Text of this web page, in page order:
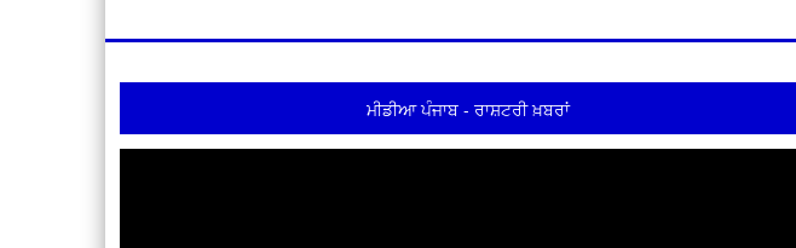
ਮੀਡੀਆ ਪੰਜਾਬ - ਰਾਸ਼ਟਰੀ ਖ਼ਬਰਾਂ